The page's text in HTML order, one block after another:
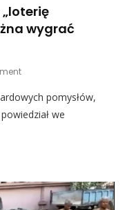
wygrać
On
Zaproponuje
Polakom
Fortunę
pomysłów,
we